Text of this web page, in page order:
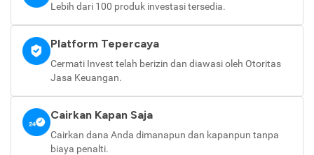
Lebih dari 100 produk investasi tersedia.
Platform Tepercaya
Cermati Invest telah berizin dan diawasi oleh Otoritas
Jasa Keuangan.
Cairkan Kapan Saja
Cairkan dana Anda dimanapun dan kapanpun tanpa
biaya penalti.